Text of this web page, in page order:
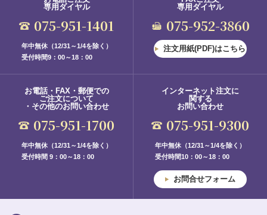
専用ダイヤル
075-951-1401
年中無休（12/31～1/4を除く）
受付時間9：00～18：00
専用ダイヤル
075-952-3860
注文用紙(PDF)はこちら
お電話・FAX・郵便での
ご注文について
・その他のお問い合わせ
075-951-1700
年中無休（12/31～1/4を除く）
受付時間 9：00～18：00
インターネット注文に
関する
お問い合わせ
075-951-9300
年中無休（12/31～1/4を除く）
受付時間10：00～18：00
お問合せフォーム